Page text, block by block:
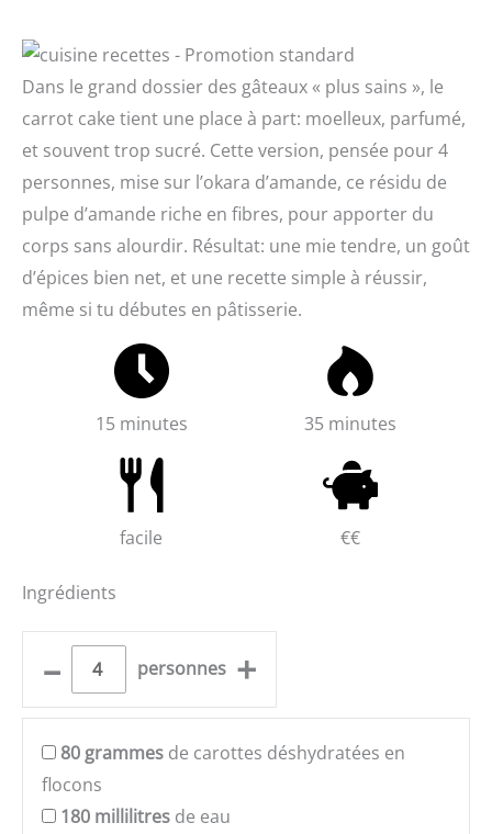
Dans le grand dossier des gâteaux « plus sains », le
carrot cake tient une place à part: moelleux, parfumé,
et souvent trop sucré. Cette version, pensée pour 4
personnes, mise sur l’okara d’amande, ce résidu de
pulpe d’amande riche en fibres, pour apporter du
corps sans alourdir. Résultat: une mie tendre, un goût
d’épices bien net, et une recette simple à réussir,
même si tu débutes en pâtisserie.
15 minutes 35 minutes
facile €€
Ingrédients
– personnes +
80 grammes de carottes déshydratées en
flocons
180 millilitres de eau